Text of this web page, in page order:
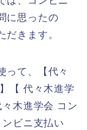
に思ったの
だきます。
って、【代々
【 代々木進学
木進学会 コン
ンビニ支払い